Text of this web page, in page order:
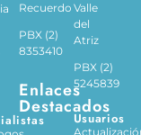
Recuerdo
PBX (2)
8353410
Enlaces
Destacados
Valle
del
Atriz
PBX (2)
5245839
Usuarios